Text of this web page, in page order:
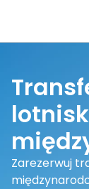
Zarezerwuj